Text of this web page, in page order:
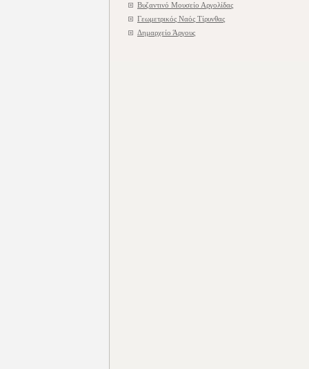
Βυζαντινό Μουσείο Αργολίδας
Γεωμετρικός Ναός Τίρυνθας
Δημαρχείο Άργους